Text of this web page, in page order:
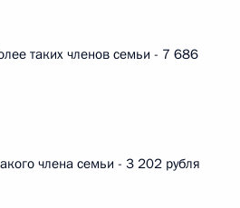
таких членов семьи - 7 686
члена семьи - 3 202 рубля